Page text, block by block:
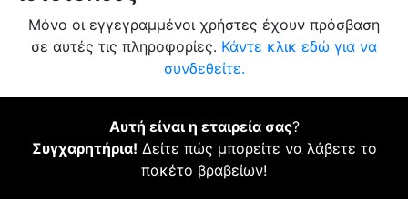
Μόνο οι εγγεγραμμένοι χρήστες έχουν πρόσβαση
σε αυτές τις πληροφορίες. Κάντε κλικ εδώ για να
συνδεθείτε.
Αυτή είναι η εταιρεία σας?
Συγχαρητήρια! Δείτε πώς μπορείτε να λάβετε το
πακέτο βραβείων!